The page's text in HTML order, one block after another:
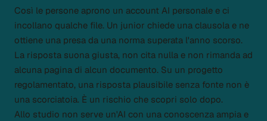
Così le persone aprono un account AI personale e ci
incollano qualche file. Un junior chiede una clausola e ne
ottiene una presa da una norma superata l'anno scorso.
La risposta suona giusta, non cita nulla e non rimanda ad
alcuna pagina di alcun documento. Su un progetto
regolamentato, una risposta plausibile senza fonte non è
una scorciatoia. È un rischio che scopri solo dopo.
Allo studio non serve un'AI con una conoscenza ampia e